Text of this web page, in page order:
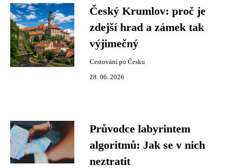
Český Krumlov: proč je
zdejší hrad a zámek tak
výjimečný
Cestování po Česku
28. 06. 2026
Průvodce labyrintem
algoritmů: Jak se v nich
neztratit